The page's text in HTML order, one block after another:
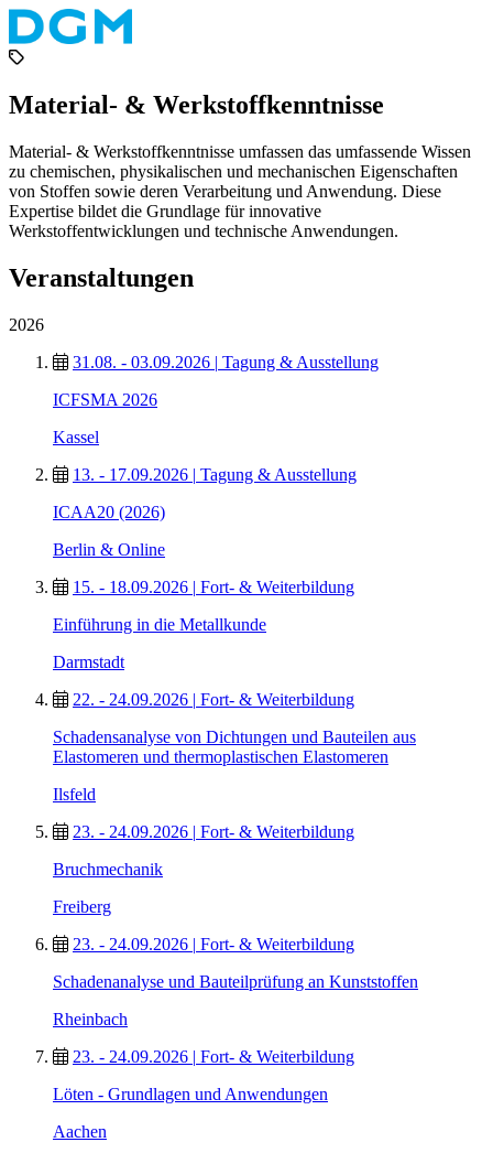
Material- & Werkstoffkenntnisse
Material- & Werkstoffkenntnisse umfassen das umfassende Wissen
zu chemischen, physikalischen und mechanischen Eigenschaften
von Stoffen sowie deren Verarbeitung und Anwendung. Diese
Expertise bildet die Grundlage für innovative
Werkstoffentwicklungen und technische Anwendungen.
Veranstaltungen
2026
31.08. - 03.09.2026 | Tagung & Ausstellung
ICFSMA 2026
Kassel
13. - 17.09.2026 | Tagung & Ausstellung
ICAA20 (2026)
Berlin & Online
15. - 18.09.2026 | Fort- & Weiterbildung
Einführung in die Metallkunde
Darmstadt
22. - 24.09.2026 | Fort- & Weiterbildung
Schadensanalyse von Dichtungen und Bauteilen aus
Elastomeren und thermoplastischen Elastomeren
Ilsfeld
23. - 24.09.2026 | Fort- & Weiterbildung
Bruchmechanik
Freiberg
23. - 24.09.2026 | Fort- & Weiterbildung
Schadenanalyse und Bauteilprüfung an Kunststoffen
Rheinbach
23. - 24.09.2026 | Fort- & Weiterbildung
Löten - Grundlagen und Anwendungen
Aachen